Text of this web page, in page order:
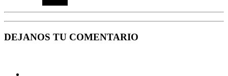
DEJANOS TU COMENTARIO